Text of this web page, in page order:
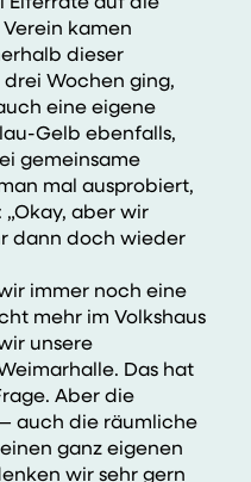
kamen
dieser
Wochen ging,
eine eigene
Gelb ebenfalls,
gemeinsame
mal ausprobiert,
aber wir
dann doch wieder
immer noch eine
mehr im Volkshaus
unsere
Das hat
Aber die
auch die räumliche
ganz eigenen
wir sehr gern